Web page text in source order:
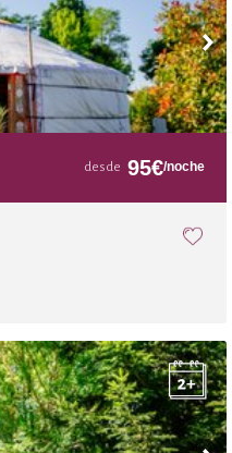
desde 95€/noche